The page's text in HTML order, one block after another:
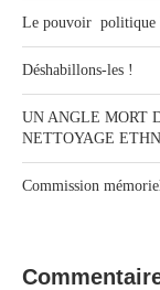
Le pouvoir politique
Déshabillons-les !
UN ANGLE MORT
NETTOYAGE
Commission